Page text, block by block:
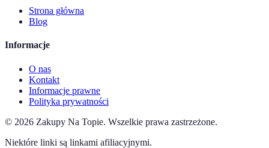
Strona główna
Blog
Informacje
O nas
Kontakt
Informacje prawne
Polityka prywatności
© 2026 Zakupy Na Topie. Wszelkie prawa zastrzeżone.
Niektóre linki są linkami afiliacyjnymi.